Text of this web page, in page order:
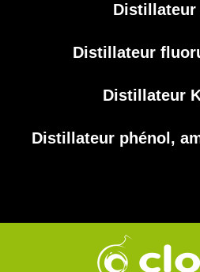
Distillateur
Distillateur
Distillateur
Distillateur phénol,